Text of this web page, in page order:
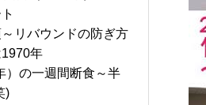
リバウンドの防ぎ方
年
）の一週間断食～半
)